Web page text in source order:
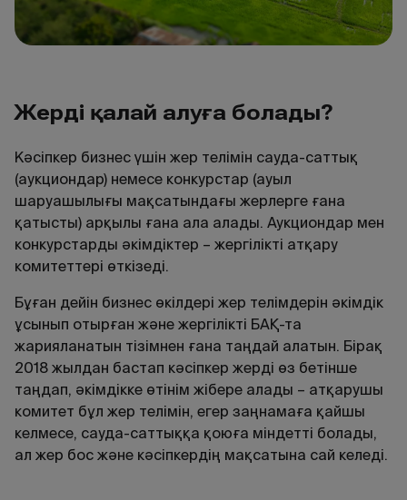
Жерді қалай алуға болады?
Кәсіпкер бизнес үшін жер телімін сауда-саттық
(аукциондар) немесе конкурстар (ауыл
шаруашылығы мақсатындағы жерлерге ғана
қатысты) арқылы ғана ала алады. Аукциондар мен
конкурстарды әкімдіктер – жергілікті атқару
комитеттері өткізеді.
Бұған дейін бизнес өкілдері жер телімдерін әкімдік
ұсынып отырған және жергілікті БАҚ-та
жарияланатын тізімнен ғана таңдай алатын. Бірақ
2018 жылдан бастап кәсіпкер жерді өз бетінше
таңдап, әкімдікке өтінім жібере алады – атқарушы
комитет бұл жер телімін, егер заңнамаға қайшы
келмесе, сауда-саттыққа қоюға міндетті болады,
ал жер бос және кәсіпкердің мақсатына сай келеді.